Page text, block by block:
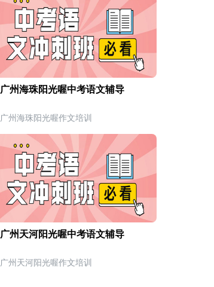
广州海珠阳光喔中考语文辅导
广州海珠阳光喔作文培训
广州天河阳光喔中考语文辅导
广州天河阳光喔作文培训